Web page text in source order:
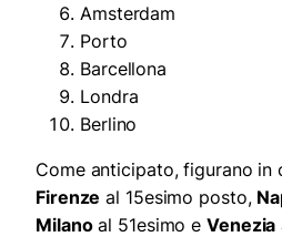
Amsterdam
Porto
Barcellona
Londra
Berlino
Come anticipato, figurano in
Firenze al 15esimo posto,
Milanoal 51esimo eVenezia